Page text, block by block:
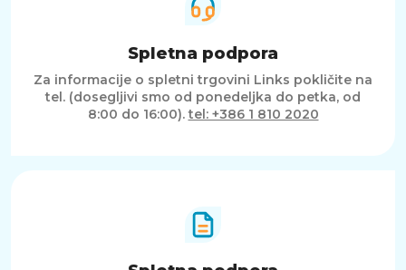
Spletna podpora
Za informacije o spletni trgovini Links pokličite na
tel. (dosegljivi smo od ponedeljka do petka, od
8:00 do 16:00).tel: +386 1 810 2020